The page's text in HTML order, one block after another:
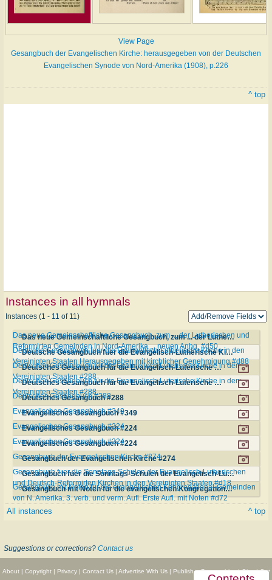
View Page
Gesangbuch der Evangelischen Kirche: herausgegeben von der Deutschen
Evangelischen Synode von Nord-Amerika (1908), p.226
^ top
Instances in all hymnals
Instances (1 - 11 of 11)
Das neue Gemeinschaftliche Gesangbuch, zum ... der Lutherischen und Reformirten Gemeinden in Nord-Amerika ... neuen Anhg. #d50
Das neue Gemeinschaftliche Gesangbuch, zum ... der Lutherischen und
Reformirten Gemeinden in Nord-Amerika ... neuen Anhg. #d50
Deutsche Gesangbuch fuer die Evangelisch-Lutherische Kirche in den Vereinigten Staaten Herausgegeben mit kirchlicher Genehmigung #d88
Deutsche Gesangbuch fuer die Evangelisch-Lutherische Kirche in den
Vereinigten Staaten Herausgegeben mit kirchlicher Genehmigung #d88
Deutsches Gesangbuch für die Evangelisch-Luterische Kirche in den Vereinigten Staaten #288
Deutsches Gesangbuch für die Evangelisch-Luterische Kirche in den
Vereinigten Staaten #288
Deutsches Gesangbuch für die Evangelisch-Luterische Kirche in den Vereinigten Staaten #288
Deutsches Gesangbuch für die Evangelisch-Luterische Kirche in den
Vereinigten Staaten #288
Deutsches Gesangbuch #288
Deutsches Gesangbuch #288
Evangelisches Gesangbuch #349
Evangelisches Gesangbuch #349
Evangelisches Gesangbuch #224
Evangelisches Gesangbuch #224
Evangelisches Gesangbuch #224
Evangelisches Gesangbuch #224
Gesangbuch der Evangelischen Kirche #274
Gesangbuch der Evangelischen Kirche #274
Gesangbuch fuer die Sonntags-Schulen der Evangelisch-Lutherischen und Deutsch-Reformirten Kirchen in den Vereinigten Staaten #d18
Gesangbuch fuer die Sonntags-Schulen der Evangelisch-Lutherischen
und Deutsch-Reformirten Kirchen in den Vereinigten Staaten #d18
Gesangbuch mit Noten für die evangelischen Kongregational-Gemeinden von N. Amerika. 3. verb. und verm. Aufl. Erste Aufl. mit Noten #d72
Gesangbuch mit Noten für die evangelischen Kongregational-Gemeinden
von N. Amerika. 3. verb. und verm. Aufl. Erste Aufl. mit Noten #d72
All instances ^ top
Suggestions or corrections? Contact us
About| Copyright| Privacy| Contact Us| Advertise With Us| Publisher Partnerships|Give|Get